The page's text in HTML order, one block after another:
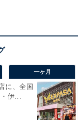
ーツ GYU-NEW
一ヶ月
に、全国
伊...